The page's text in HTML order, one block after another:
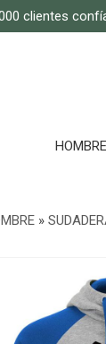
clientes
HOMBRE
»